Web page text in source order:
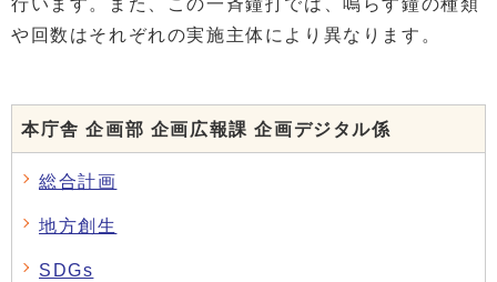
行います。また、この一斉鐘打では、鳴らす鐘の種類
や回数はそれぞれの実施主体により異なります。
本庁舎 企画部 企画広報課 企画デジタル係
総合計画
地方創生
SDGs